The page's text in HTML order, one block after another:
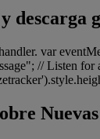
descarga
var
// Listen